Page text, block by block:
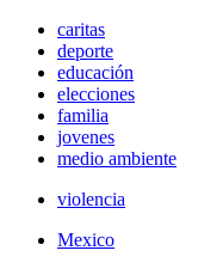
caritas
deporte
educación
elecciones
familia
jovenes
medio ambiente
violencia
Mexico